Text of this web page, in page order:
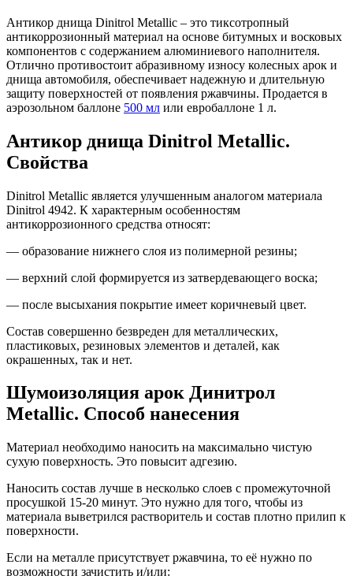
Антикор днища Dinitrol Metallic – это тиксотропный
антикоррозионный материал на основе битумных и восковых
компонентов с содержанием алюминиевого наполнителя.
Отлично противостоит абразивному износу колесных арок и
днища автомобиля, обеспечивает надежную и длительную
защиту поверхностей от появления ржавчины. Продается в
аэрозольном баллоне 500 мл или евробаллоне 1 л.
Антикор днища Dinitrol Metallic.
Свойства
Dinitrol Metallic является улучшенным аналогом материала
Dinitrol 4942. К характерным особенностям
антикоррозионного средства относят:
— образование нижнего слоя из полимерной резины;
— верхний слой формируется из затвердевающего воска;
— после высыхания покрытие имеет коричневый цвет.
Состав совершенно безвреден для металлических,
пластиковых, резиновых элементов и деталей, как
окрашенных, так и нет.
Шумоизоляция арок Динитрол
Metallic. Способ нанесения
Материал необходимо наносить на максимально чистую
сухую поверхность. Это повысит адгезию.
Наносить состав лучше в несколько слоев с промежуточной
просушкой 15-20 минут. Это нужно для того, чтобы из
материала выветрился растворитель и состав плотно прилип к
поверхности.
Если на металле присутствует ржавчина, то её нужно по
возможности зачистить и/или: